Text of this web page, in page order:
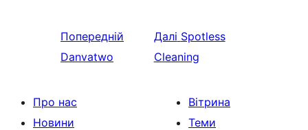
Попередній
Danvatwo
Далі Spotless
Cleaning
Про нас
Новини
Вітрина
Теми